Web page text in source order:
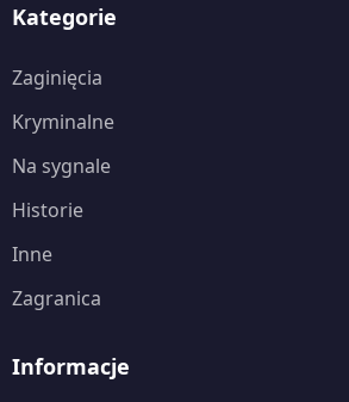
Kategorie
Zaginięcia
Kryminalne
Na sygnale
Historie
Inne
Zagranica
Informacje